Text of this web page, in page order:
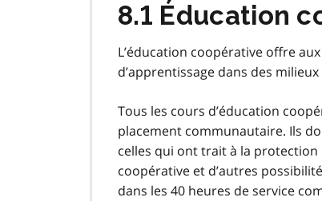
8.1 Éducation
L’éducation coopérative offre
d’apprentissage dans des
Tous les cours d’éducation
placement communautaire. Ils
celles qui ont trait à la protection
coopérative et d’autres
dans les 40 heures de service